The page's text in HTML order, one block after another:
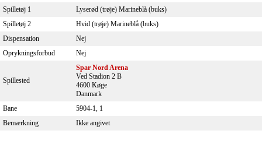
Spilletøj 1
Lyserød (trøje) Marineblå (buks)
Spilletøj 2
Hvid (trøje) Marineblå (buks)
Dispensation
Nej
Oprykningsforbud
Nej
Spillested
Spar Nord Arena
Ved Stadion 2 B
4600 Køge
Danmark
Bane
5904-1, 1
Bemærkning
Ikke angivet